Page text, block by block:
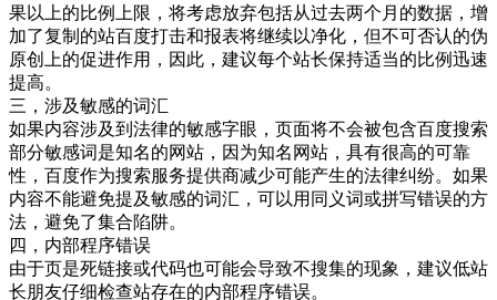
果以上的比例上限，将考虑放弃包括从过去两个月的数据，增
加了复制的站百度打击和报表将继续以净化，但不可否认的伪
原创上的促进作用，因此，建议每个站长保持适当的比例迅速
提高。
三，涉及敏感的词汇
如果内容涉及到法律的敏感字眼，页面将不会被包含百度搜索
部分敏感词是知名的网站，因为知名网站，具有很高的可靠
性，百度作为搜索服务提供商减少可能产生的法律纠纷。如果
内容不能避免提及敏感的词汇，可以用同义词或拼写错误的方
法，避免了集合陷阱。
四，内部程序错误
由于页是死链接或代码也可能会导致不搜集的现象，建议低站
长朋友仔细检查站存在的内部程序错误。